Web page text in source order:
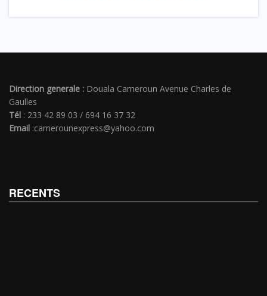
Direction generale : Douala Cameroun Avenue Charles de
Gaulles
Tél : 233 42 89 03 / 694 16 37 32
Email :camerounexpress@yahoo.com
RECENTS